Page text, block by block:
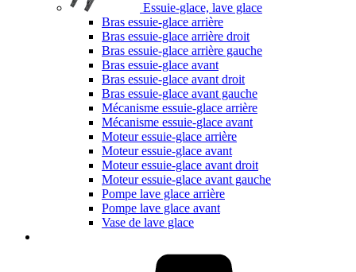
Essuie-glace, lave glace
Bras essuie-glace arrière
Bras essuie-glace arrière droit
Bras essuie-glace arrière gauche
Bras essuie-glace avant
Bras essuie-glace avant droit
Bras essuie-glace avant gauche
Mécanisme essuie-glace arrière
Mécanisme essuie-glace avant
Moteur essuie-glace arrière
Moteur essuie-glace avant
Moteur essuie-glace avant droit
Moteur essuie-glace avant gauche
Pompe lave glace arrière
Pompe lave glace avant
Vase de lave glace